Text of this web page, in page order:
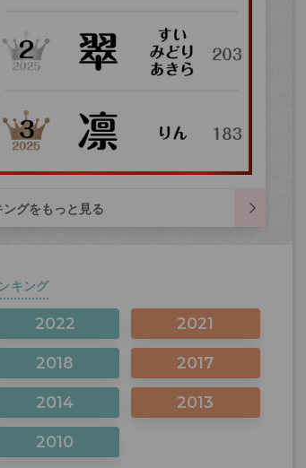
グをもっと見る
キング
2022 2021
2018 2017
2014 2013
2010